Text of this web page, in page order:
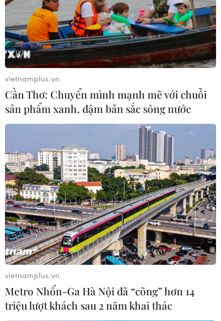
vietnamplus.vn
Cần Thơ: Chuyển mình mạnh mẽ với chuỗi
sản phẩm xanh, đậm bản sắc sông nước
vietnamplus.vn
Metro Nhổn-Ga Hà Nội đã “cõng” hơn 14
triệu lượt khách sau 2 năm khai thác